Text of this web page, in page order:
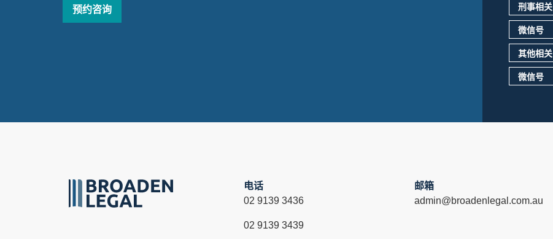
预约咨询 刑事相关
微信号
其他相关
微信号
电话
02 9139 3436
02 9139 3439
邮箱
admin@broadenlegal.com.au